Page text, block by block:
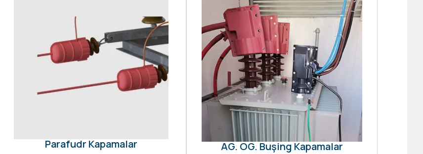
Parafudr Kapamalar AG. OG. Buşing Kapamalar